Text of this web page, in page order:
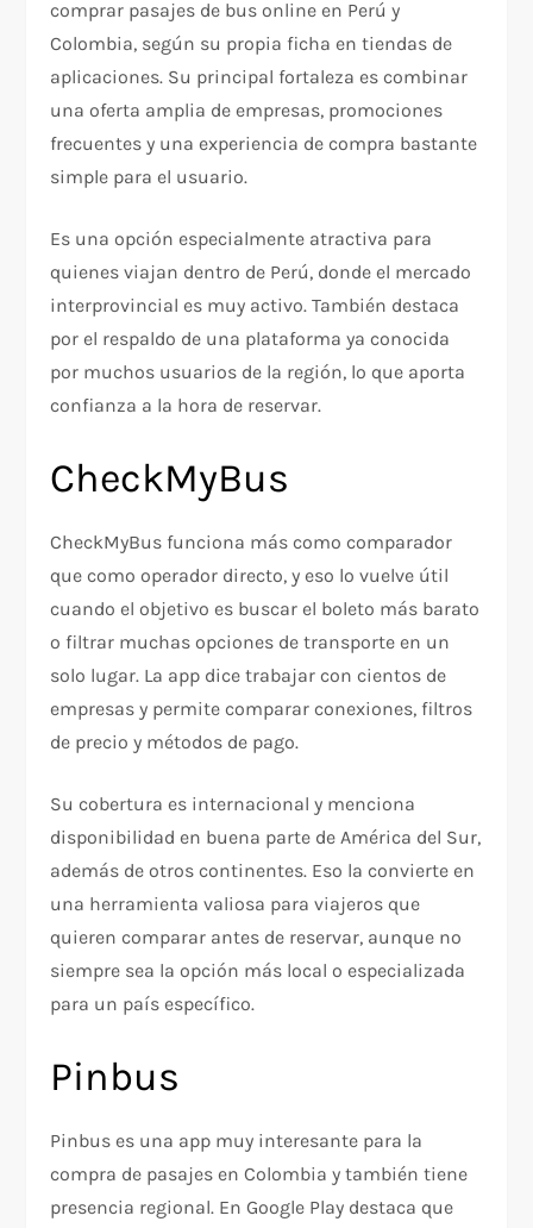
comprar pasajes de bus online en Perú y
Colombia, según su propia ficha en tiendas de
aplicaciones. Su principal fortaleza es combinar
una oferta amplia de empresas, promociones
frecuentes y una experiencia de compra bastante
simple para el usuario.
Es una opción especialmente atractiva para
quienes viajan dentro de Perú, donde el mercado
interprovincial es muy activo. También destaca
por el respaldo de una plataforma ya conocida
por muchos usuarios de la región, lo que aporta
confianza a la hora de reservar.
CheckMyBus
CheckMyBus funciona más como comparador
que como operador directo, y eso lo vuelve útil
cuando el objetivo es buscar el boleto más barato
o filtrar muchas opciones de transporte en un
solo lugar. La app dice trabajar con cientos de
empresas y permite comparar conexiones, filtros
de precio y métodos de pago.
Su cobertura es internacional y menciona
disponibilidad en buena parte de América del Sur,
además de otros continentes. Eso la convierte en
una herramienta valiosa para viajeros que
quieren comparar antes de reservar, aunque no
siempre sea la opción más local o especializada
para un país específico.
Pinbus
Pinbus es una app muy interesante para la
compra de pasajes en Colombia y también tiene
presencia regional. En Google Play destaca que